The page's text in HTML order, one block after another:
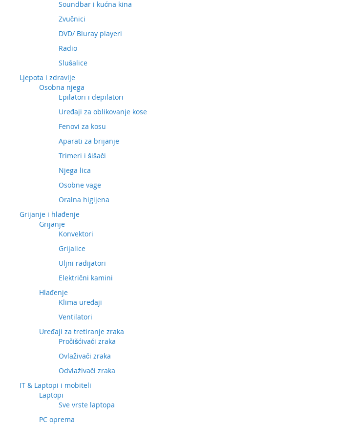
Soundbar i kućna kina
Zvučnici
DVD/ Bluray playeri
Radio
Slušalice
Ljepota i zdravlje
Osobna njega
Epilatori i depilatori
Uređaji za oblikovanje kose
Fenovi za kosu
Aparati za brijanje
Trimeri i šišači
Njega lica
Osobne vage
Oralna higijena
Grijanje i hlađenje
Grijanje
Konvektori
Grijalice
Uljni radijatori
Električni kamini
Hlađenje
Klima uređaji
Ventilatori
Uređaji za tretiranje zraka
Pročišćivači zraka
Ovlaživači zraka
Odvlaživači zraka
IT & Laptopi i mobiteli
Laptopi
Sve vrste laptopa
PC oprema